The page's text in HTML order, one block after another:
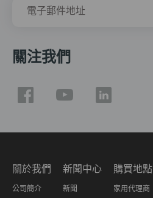
電子郵件地址
關注我們
關於我們
公司簡介
新聞中心
新聞
購買地點
家用代理商